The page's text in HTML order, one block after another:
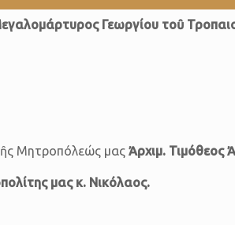
Γεωργίου τοῦ
Μητροπόλεώς μας Ἀρχιμ. Τιμόθεος
μας κ. Νικόλαος.